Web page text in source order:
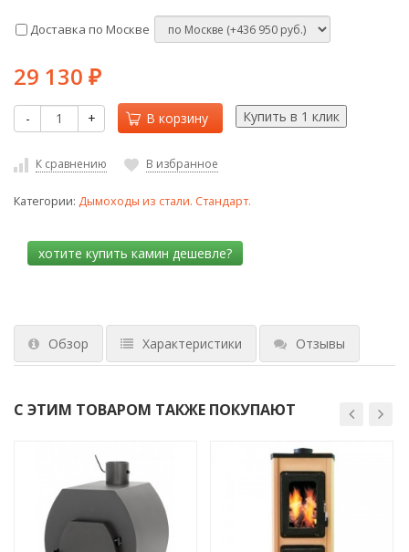
Доставка по Москве
29 130 ₽
- + В корзину
К сравнению В избранное
Категории: Дымоходы из стали. Стандарт.
Обзор Характеристики Отзывы
С ЭТИМ ТОВАРОМ ТАКЖЕ ПОКУПАЮТ